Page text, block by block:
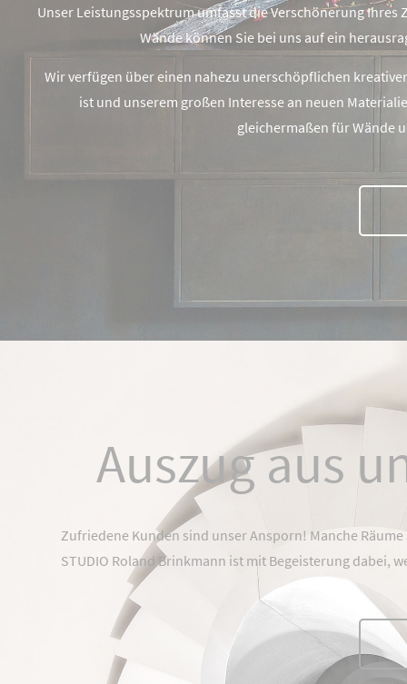
Unser Leistungsspektrum umfasst die Verschönerung
Wände können Sie bei uns auf ein
Wir verfügen über einen nahezu unerschöpflichen
ist und unserem großen Interesse an neuen
gleichermaßen für Wände
Auszug aus
Zufriedene Kunden sind unser Ansporn! Manche
STUDIO Roland Brinkmann ist mit Begeisterung dabei,